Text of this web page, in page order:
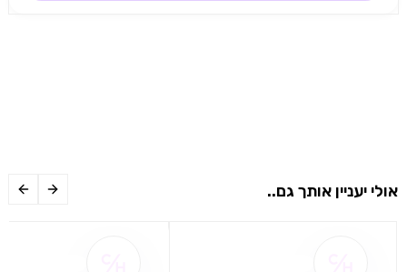
אולי יעניין אותך גם..